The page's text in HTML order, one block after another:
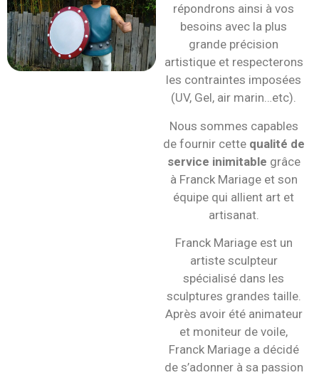
répondrons ainsi à vos
besoins avec la plus
grande précision
artistique et respecterons
les contraintes imposées
(UV, Gel, air marin…etc).
Nous sommes capables
de fournir cette qualité de
service inimitable grâce
à Franck Mariage et son
équipe qui allient art et
artisanat.
Franck Mariage est un
artiste sculpteur
spécialisé dans les
sculptures grandes taille.
Après avoir été animateur
et moniteur de voile,
Franck Mariage a décidé
de s’adonner à sa passion